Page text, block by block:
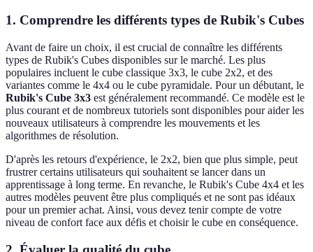
1. Comprendre les différents types de Rubik's Cubes
Avant de faire un choix, il est crucial de connaître les différents
types de Rubik's Cubes disponibles sur le marché. Les plus
populaires incluent le cube classique 3x3, le cube 2x2, et des
variantes comme le 4x4 ou le cube pyramidale. Pour un débutant, le
Rubik's Cube 3x3 est généralement recommandé. Ce modèle est le
plus courant et de nombreux tutoriels sont disponibles pour aider les
nouveaux utilisateurs à comprendre les mouvements et les
algorithmes de résolution.
D'après les retours d'expérience, le 2x2, bien que plus simple, peut
frustrer certains utilisateurs qui souhaitent se lancer dans un
apprentissage à long terme. En revanche, le Rubik's Cube 4x4 et les
autres modèles peuvent être plus compliqués et ne sont pas idéaux
pour un premier achat. Ainsi, vous devez tenir compte de votre
niveau de confort face aux défis et choisir le cube en conséquence.